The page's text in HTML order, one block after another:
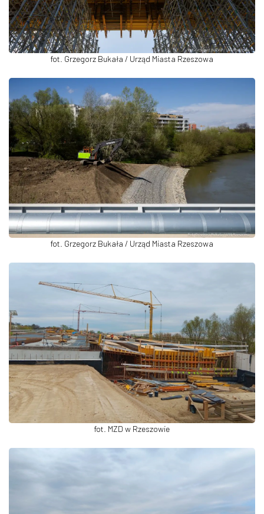
fot. Grzegorz Bukała / Urząd Miasta Rzeszowa
fot. Grzegorz Bukała / Urząd Miasta Rzeszowa
fot. MZD w Rzeszowie